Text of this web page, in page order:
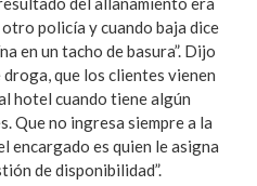
policía y cuando baja dice
en un tacho de basura”. Dijo
droga, que los clientes vienen
hotel cuando tiene algún
Que no ingresa siempre a la
encargado es quien le asigna
de disponibilidad”.